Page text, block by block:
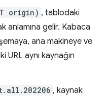
origin) , tablodaki
anlamına gelir. Kabaca
ana makineye ve
URL aynı kaynağın
, kaynak